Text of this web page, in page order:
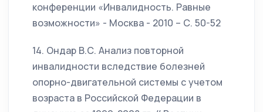
конференции «Инвалидность. Равные
возможности» - Москва - 2010 – С. 50-52
14. Ондар В.С. Анализ повторной
инвалидности вследствие болезней
опорно-двигательной системы с учетом
возраста в Российской Федерации в